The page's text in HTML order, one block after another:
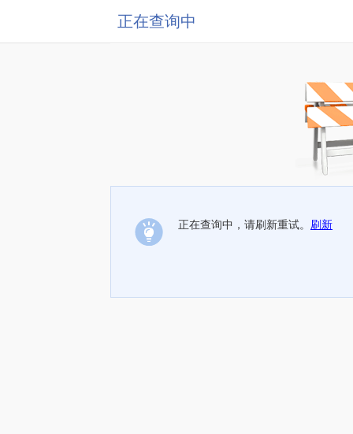
正在查询中
正在查询中，请刷新重试。 刷新